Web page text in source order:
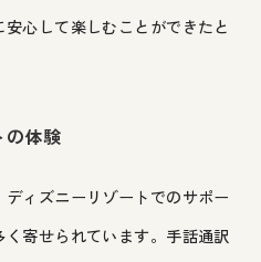
心して楽しむことができたと
の体験
ィズニーリゾートでのサポー
く寄せられています。手話通訳